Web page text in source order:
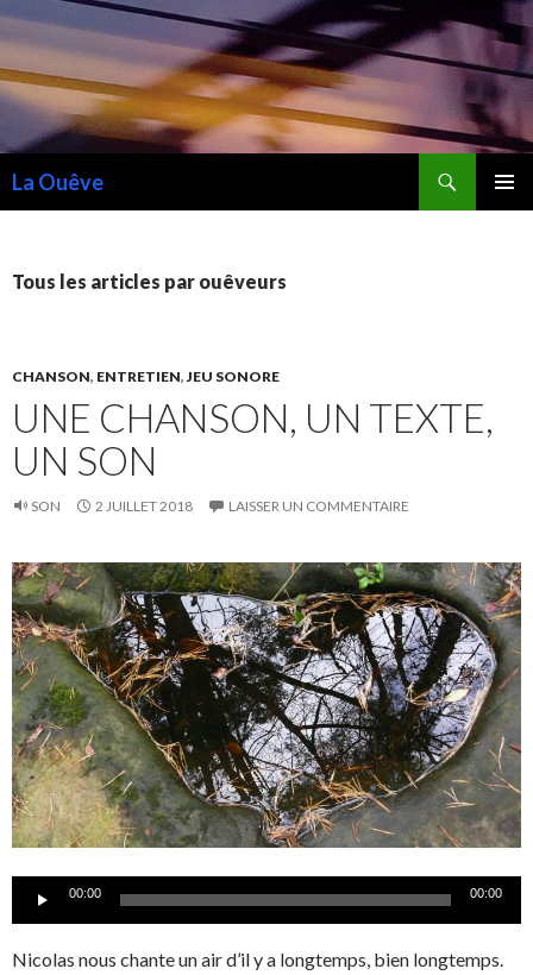
La Ouêve
Tous les articles par ouêveurs
CHANSON, ENTRETIEN, JEU SONORE
UNE CHANSON, UN TEXTE,
UN SON
SON 2 JUILLET 2018 LAISSER UN COMMENTAIRE
Lecteur00:00 00:00
Nicolas nous chante un air d’il y a longtemps, bien longtemps.